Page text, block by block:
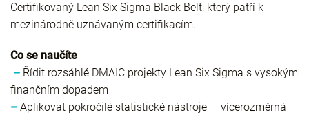
Certifikovaný Lean Six Sigma Black Belt, který patří k
mezinárodně uznávaným certifikacím.
Co se naučíte
– Řídit rozsáhlé DMAIC projekty Lean Six Sigma s vysokým
finančním dopadem
– Aplikovat pokročilé statistické nástroje — vícerozměrná